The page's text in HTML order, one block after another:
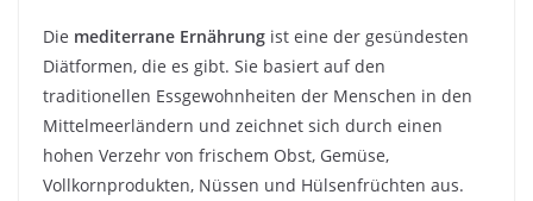
Die mediterrane Ernährung ist eine der gesündesten
Diätformen, die es gibt. Sie basiert auf den
traditionellen Essgewohnheiten der Menschen in den
Mittelmeerländern und zeichnet sich durch einen
hohen Verzehr von frischem Obst, Gemüse,
Vollkornprodukten, Nüssen und Hülsenfrüchten aus.